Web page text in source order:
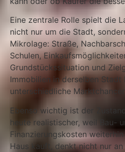
Eine zentrale Rolle spielt die
nicht nur um die Stadt,
Mikrolage: Straße,
Schulen,
Grundstückssituation und
Immobilien in derselben Stadt
unterschiedliche
Ebenso wichtig ist der
heute realistischer, weil Bau-
Finanzierungskosten
Haus kauft, denkt nicht nur